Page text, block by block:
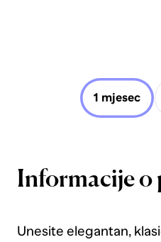
1 mjesec
Informacije o
Unesite elegantan,